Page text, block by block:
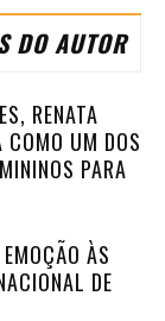
DO AUTOR
RENATA
COMO UM DOS
PARA
ÀS
DE